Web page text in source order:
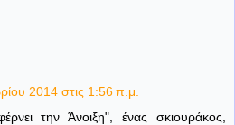
2014 στις 1:56 π.μ.
την Άνοιξη", ένας σκιουράκος,